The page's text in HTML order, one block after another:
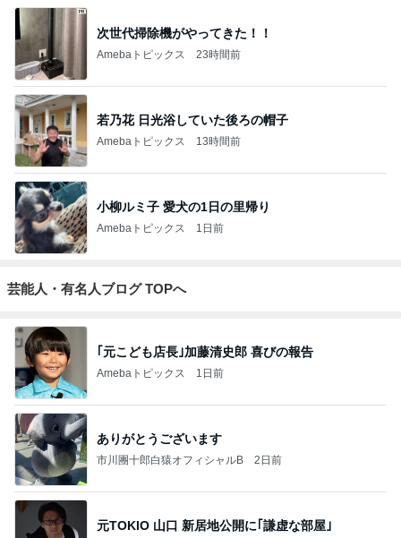
次世代掃除機がやってきた！！
Amebaトピックス 23時間前
若乃花 日光浴していた後ろの帽子
Amebaトピックス 13時間前
小柳ルミ子 愛犬の1日の里帰り
Amebaトピックス 1日前
芸能人・有名人ブログ TOPへ
｢元こども店長｣加藤清史郎 喜びの報告
Amebaトピックス 1日前
ありがとうございます
市川團十郎白猿オフィシャルB 2日前
元TOKIO 山口 新居地公開に｢謙虚な部屋｣